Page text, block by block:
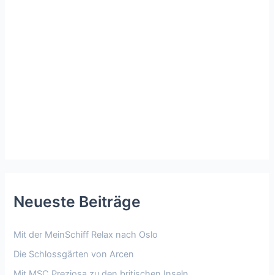
Neueste Beiträge
Mit der MeinSchiff Relax nach Oslo
Die Schlossgärten von Arcen